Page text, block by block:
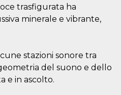
trasfigurata ha
minerale e vibrante,
stazioni sonore tra
del suono e dello
e in ascolto.
propósito
general que se
usuario.
Normalmente es
un número